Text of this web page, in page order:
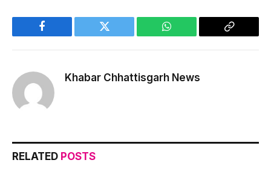
Facebook Twitter WhatsApp
Copy
Khabar Chhattisgarh News
RELATED POSTS